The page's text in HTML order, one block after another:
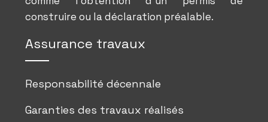
construire ou la déclaration préalable.
Assurance travaux
Responsabilité décennale
Garanties des travaux réalisés